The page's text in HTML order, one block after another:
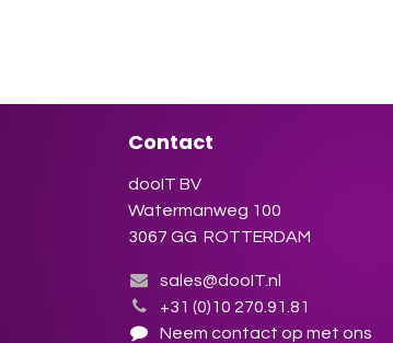
Contact
dooIT BV
Watermanweg 100
3067 GG ROTTERDAM
sales@dooIT.nl
+31 (0)10 270.91.81
Neem contact op met ons